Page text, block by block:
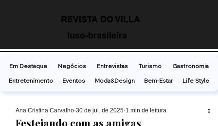
REVISTA DO VILLA
luso-brasileira
Festejando com as amigas
Ana Cristina Carvalho 30 de jul. de 2025 1 min de leitura
Em Destaque Negócios Entrevistas Turismo
Gastronomia
Entretenimento
Eventos Moda&Design Bem-Estar Life Style